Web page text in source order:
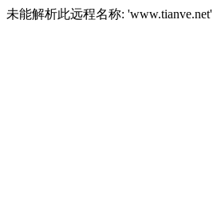
未能解析此远程名称: 'www.tianve.net'